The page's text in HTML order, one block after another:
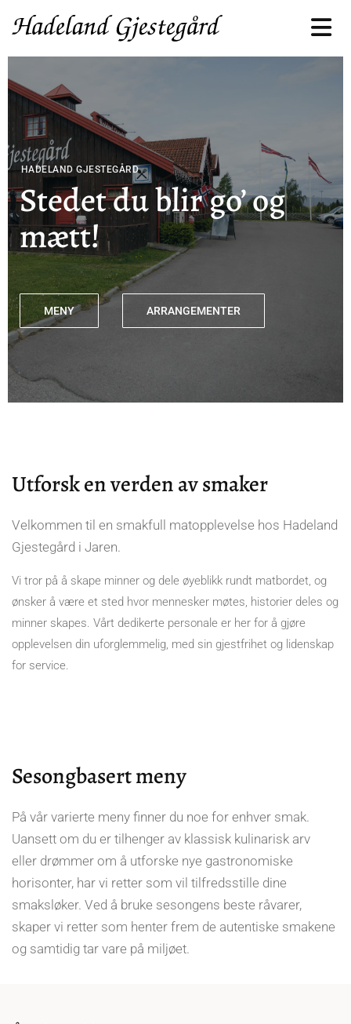
HADELAND GJESTEGÅRD
Stedet du blir go’ og
mætt!
MENY ARRANGEMENTER
Utforsk en verden av smaker
Velkommen til en smakfull matopplevelse hos Hadeland
Gjestegård i Jaren.
Vi tror på å skape minner og dele øyeblikk rundt matbordet, og
ønsker å være et sted hvor mennesker møtes, historier deles og
minner skapes. Vårt dedikerte personale er her for å gjøre
opplevelsen din uforglemmelig, med sin gjestfrihet og lidenskap
for service.
Sesongbasert meny
På vår varierte meny finner du noe for enhver smak.
Uansett om du er tilhenger av klassisk kulinarisk arv
eller drømmer om å utforske nye gastronomiske
horisonter, har vi retter som vil tilfredsstille dine
smaksløker. Ved å bruke sesongens beste råvarer,
skaper vi retter som henter frem de autentiske smakene
og samtidig tar vare på miljøet.